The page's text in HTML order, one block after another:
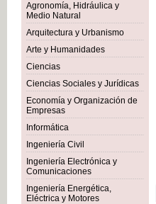
Agronomía, Hidráulica y
Medio Natural
Arquitectura y Urbanismo
Arte y Humanidades
Ciencias
Ciencias Sociales y Jurídicas
Economía y Organización de
Empresas
Informática
Ingeniería Civil
Ingeniería Electrónica y
Comunicaciones
Ingeniería Energética,
Eléctrica y Motores